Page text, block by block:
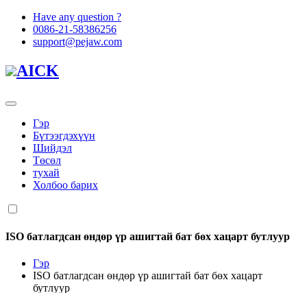
Have any question ?
0086-21-58386256
support@pejaw.com
AICK
Гэр
Бүтээгдэхүүн
Шийдэл
Төсөл
тухай
Холбоо барих
ISO батлагдсан өндөр үр ашигтай бат бөх хацарт бутлуур
Гэр
ISO батлагдсан өндөр үр ашигтай бат бөх хацарт
бутлуур